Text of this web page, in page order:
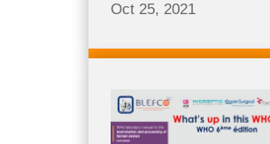
Oct 25, 2021